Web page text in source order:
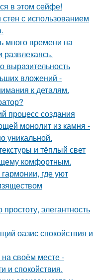
в этом сейфе!
с использованием
много времени на
развлекаясь.
выразительность
вложений -
к деталям.
процесс создания
монолит из камня -
уникальной.
и тёплый свет
комфортным.
где уют
элегантность
оазис спокойствия и
своём месте -
и спокойствия.